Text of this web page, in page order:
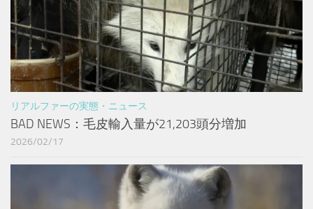
リアルファーの実態・ニュース
BAD NEWS：毛皮輸入量が21,203頭分増加
2026/02/17